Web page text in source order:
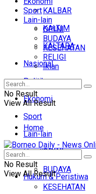
KALBAR
KALTIM
KALTARA
Nasional
Politik
Ekonomi
Sport
Lain-lain
OPINI
BUDAYA
KESEHATAN
Sport
Lain-lain
OPINI
BUDAYA
KESEHATAN
RELIGI
Iklan
No Result
View All Result
Home
Headline
Hukum & Peristiwa
No Result
View All Result